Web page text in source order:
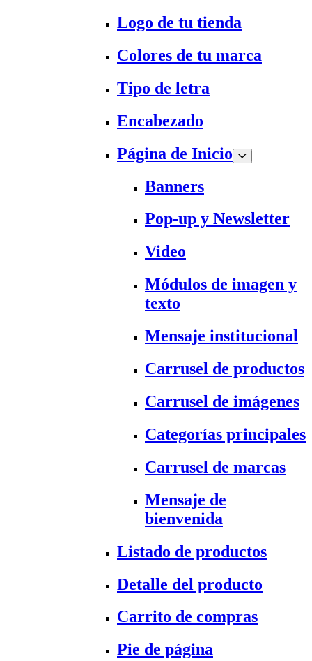
Logo de tu tienda
Colores de tu marca
Tipo de letra
Encabezado
Página de Inicio
Banners
Pop-up y Newsletter
Video
Módulos de imagen y
texto
Mensaje institucional
Carrusel de productos
Carrusel de imágenes
Categorías principales
Carrusel de marcas
Mensaje de
bienvenida
Listado de productos
Detalle del producto
Carrito de compras
Pie de página